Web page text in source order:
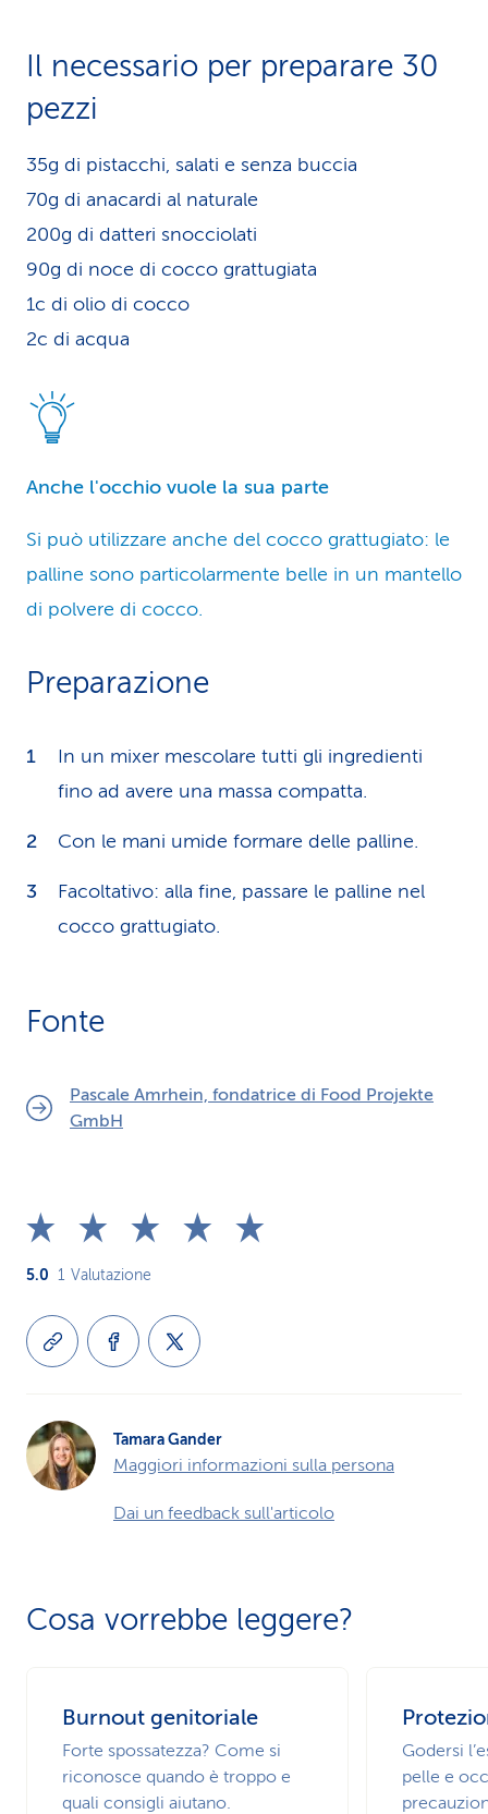
Il necessario per preparare 30
pezzi
35g di pistacchi, salati e senza buccia
70g di anacardi al naturale
200g di datteri snocciolati
90g di noce di cocco grattugiata
1c di olio di cocco
2c di acqua
Anche l'occhio vuole la sua parte
Si può utilizzare anche del cocco grattugiato: le
palline sono particolarmente belle in un mantello
di polvere di cocco.
Preparazione
In un mixer mescolare tutti gli ingredienti
fino ad avere una massa compatta.
Con le mani umide formare delle palline.
Facoltativo: alla fine, passare le palline nel
cocco grattugiato.
Fonte
Pascale Amrhein, fondatrice di Food Projekte
GmbH
5.0 1 Valutazione
Tamara Gander
Maggiori informazioni sulla persona
Dai un feedback sull'articolo
Cosa vorrebbe leggere?
Burnout genitoriale
Forte spossatezza? Come si
riconosce quando è troppo e
quali consigli aiutano.
Godersi
pelle e